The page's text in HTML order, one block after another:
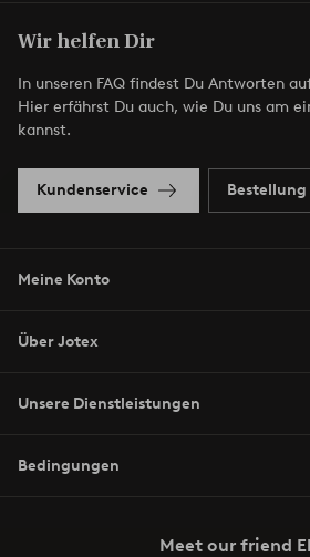
Wir helfen Dir
In unseren FAQ findest Du Antworten
Hier erfährst Du auch, wie Du uns am
kannst.
Kundenservice Bestellung
Meine Konto
Über Jotex
Unsere Dienstleistungen
Bedingungen
Meet our friend